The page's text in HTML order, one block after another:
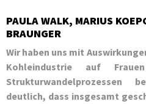
PAULA WALK, MARIUS
BRAUNGER
Wir haben uns mit
Kohleindustrie auf
Strukturwandelprozessen
deutlich, dass insgesamt